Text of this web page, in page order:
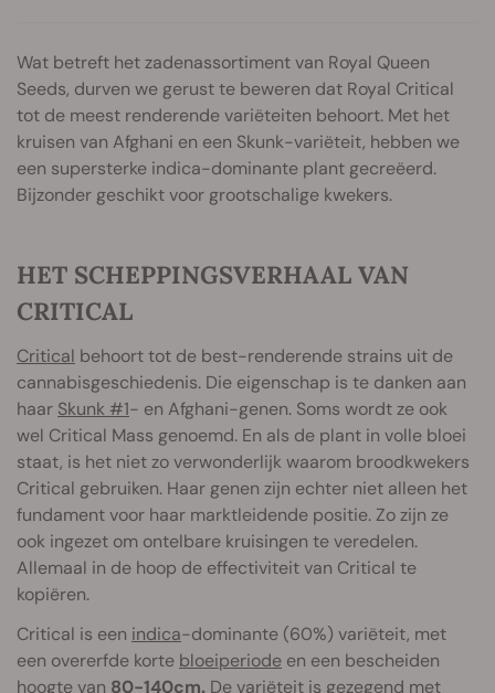
Wat betreft het zadenassortiment van Royal Queen
Seeds, durven we gerust te beweren dat Royal Critical
tot de meest renderende variëteiten behoort. Met het
kruisen van Afghani en een Skunk-variëteit, hebben we
een supersterke indica-dominante plant gecreëerd.
Bijzonder geschikt voor grootschalige kwekers.
HET SCHEPPINGSVERHAAL VAN
CRITICAL
Critical behoort tot de best-renderende strains uit de
cannabisgeschiedenis. Die eigenschap is te danken aan
haar Skunk #1- en Afghani-genen. Soms wordt ze ook
wel Critical Mass genoemd. En als de plant in volle bloei
staat, is het niet zo verwonderlijk waarom broodkwekers
Critical gebruiken. Haar genen zijn echter niet alleen het
fundament voor haar marktleidende positie. Zo zijn ze
ook ingezet om ontelbare kruisingen te veredelen.
Allemaal in de hoop de effectiviteit van Critical te
kopiëren.
Critical is een indica-dominante (60%) variëteit, met
een overerfde korte bloeiperiode en een bescheiden
hoogte van 80-140cm. De variëteit is gezegend met